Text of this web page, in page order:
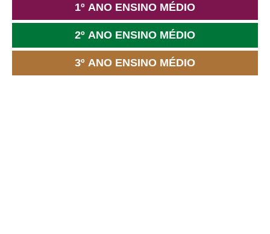
1º ANO ENSINO MÉDIO
2º ANO ENSINO MÉDIO
3º ANO ENSINO MÉDIO